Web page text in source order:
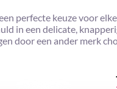
perfecte keuze voor
in een delicate,
door een ander merk